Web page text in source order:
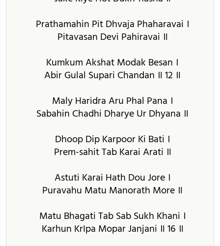
Prathamahin Pit Dhvaja Phaharavai ।
Pitavasan Devi Pahiravai ॥
Kumkum Akshat Modak Besan ।
Abir Gulal Supari Chandan ॥ 12 ॥
Maly Haridra Aru Phal Pana ।
Sabahin Chadhi Dharye Ur Dhyana ॥
Dhoop Dip Karpoor Ki Bati ।
Prem-sahit Tab Karai Arati ॥
Astuti Karai Hath Dou Jore ।
Puravahu Matu Manorath More ॥
Matu Bhagati Tab Sab Sukh Khani ।
Karhun KrIpa Mopar Janjani ॥ 16 ॥